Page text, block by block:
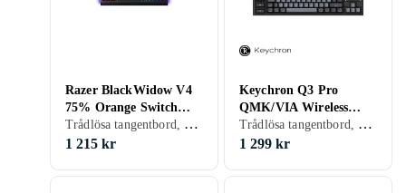
Razer BlackWidow V4
75% Orange Switch
(EN)
Trådlösa tangentbord, Gamingtangentbord, Mekaniska tangentbord, Mekaniskt, Razer Orange, Engelsk, 75%
1 215 kr
Keychron Q3 Pro
QMK/VIA Wireless
Custom Fully
Assembled Knob K Pro
Trådlösa tangentbord, Gamingtangentbord, Mekaniska tangentbord, Mekaniskt, Engelsk, TKL (tenkeyless/kompakt)
1 299 kr